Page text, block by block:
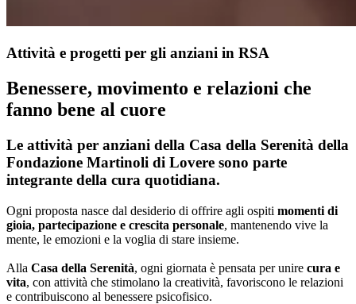
Attività e progetti per gli anziani in RSA
Benessere, movimento e relazioni che
fanno bene al cuore
Le attività per anziani della Casa della Serenità della
Fondazione Martinoli di Lovere sono parte
integrante della cura quotidiana.
Ogni proposta nasce dal desiderio di offrire agli ospiti momenti di
gioia, partecipazione e crescita personale, mantenendo vive la
mente, le emozioni e la voglia di stare insieme.
Alla Casa della Serenità, ogni giornata è pensata per unire cura e
vita, con attività che stimolano la creatività, favoriscono le relazioni
e contribuiscono al benessere psicofisico.